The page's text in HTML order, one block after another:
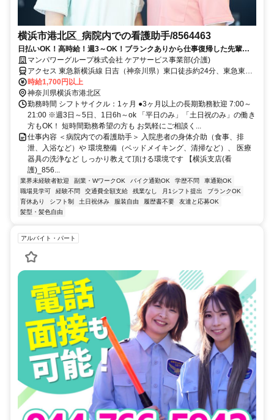
横浜市港北区_病院内での看護助手/8564463
日払いOK！高時給！週3～OK！ブランクありから仕事復帰した先輩や
ミドル世代も多数活躍中♪
マンパワーグループ株式会社 ケアサービス事業部(介護)
アクセス 東急新横浜線 日吉（神奈川県）東口徒歩約24分、東急東横
線 日吉（神奈川県）東口徒歩約24分、東急目黒線 日吉（神奈川県）
東口徒歩約24分 車・バイク通勤OK（派遣先による）
時給1,700円以上
神奈川県横浜市港北区
勤務時間 シフトサイクル：1ヶ月 ●3ヶ月以上の長期勤務歓迎 7:00～
21:00 ※週3日～5日、1日6h～ok 「平日のみ」「土日祝のみ」の働き
方もOK！ 短時間勤務希望の方も お気軽にご相談く...
仕事内容 ＜病院内での看護助手＞ 入院患者の身体介助（食事、排
泄、入浴など）や 環境整備（ベッドメイキング、清掃など）、 医療
器具の洗浄など しっかり教えて頂ける環境です 【横浜支店(看
護)_856...
業界未経験者歓迎 副業・WワークOK バイク通勤OK 学歴不問
車通勤OK
職場見学可
経験不問 交通費全額支給 残業なし 月1シフト提出
ブランクOK
育休あり
シフト制 土日祝休み 服装自由 履歴書不要
友達と応募OK
髪型・髪色自由
アルバイト・パート